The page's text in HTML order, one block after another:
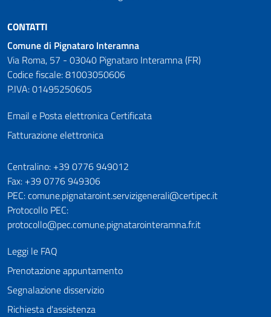
CONTATTI
Comune di Pignataro Interamna
Via Roma, 57 - 03040 Pignataro Interamna (FR)
Codice fiscale: 81003050606
P.IVA: 01495250605
Email e Posta elettronica Certificata
Fatturazione elettronica
Numeri utili
Centralino: +39 0776 949012
Fax: +39 0776 949306
PEC: comune.pignataroint.servizigenerali@certipec.it
Protocollo PEC:
protocollo@pec.comune.pignatarointeramna.fr.it
Leggi le FAQ
Prenotazione appuntamento
Segnalazione disservizio
Richiesta d'assistenza